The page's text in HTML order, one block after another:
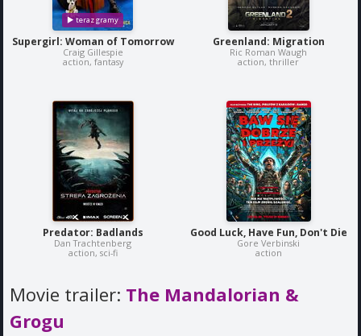
Supergirl: Woman of Tomorrow
Craig Gillespie
action, fantasy
Greenland: Migration
Ric Roman Waugh
action, thriller
Predator: Badlands
Dan Trachtenberg
action, sci-fi
Good Luck, Have Fun, Don't Die
Gore Verbinski
action
Movie trailer: The Mandalorian &
Grogu